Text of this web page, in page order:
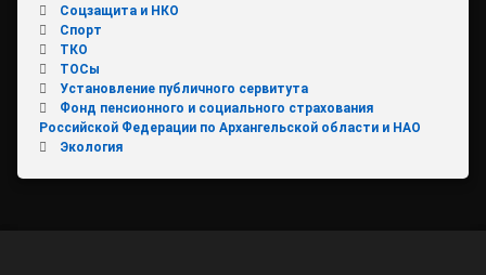
Соцзащита и НКО
Спорт
ТКО
ТОСы
Установление публичного сервитута
Фонд пенсионного и социального страхования
Российской Федерации по Архангельской области и НАО
Экология